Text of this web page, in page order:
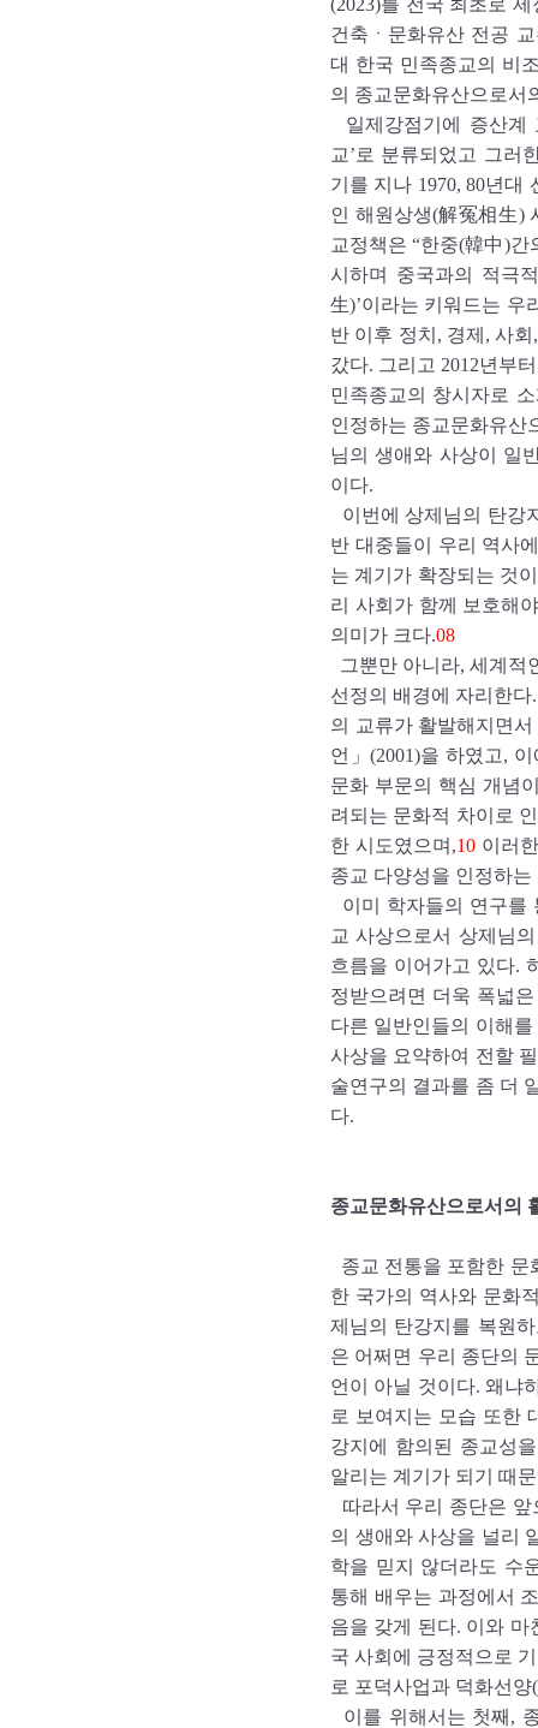
건축ㆍ문화유산 전공
대 한국 민족종교의 비
의 종교문화유산으로서
일제강점기에 증산계
교’로 분류되었고 그러
기를 지나 1970, 80년대
인 해원상생(解冤相生)
교정책은 “한중(韓中)
시하며 중국과의 적극
生)’이라는 키워드는 우
반 이후 정치, 경제, 사
갔다. 그리고 2012년부
민족종교의 창시자로
인정하는 종교문화유산
님의 생애와 사상이 일
이다.
이번에 상제님의 탄강
반 대중들이 우리 역사
는 계기가 확장되는 것
리 사회가 함께 보호해
의미가 크다.08
그뿐만 아니라, 세계적
선정의 배경에 자리한
의 교류가 활발해지면
언」(2001)을 하였고,
문화 부문의 핵심 개념
려되는 문화적 차이로
한 시도였으며,10 이러
종교 다양성을 인정하
이미 학자들의 연구를
교 사상으로서 상제님
흐름을 이어가고 있다.
정받으려면 더욱 폭넓
다른 일반인들의 이해
사상을 요약하여 전할
술연구의 결과를 좀 더
다.
종교문화유산으로서의
종교 전통을 포함한 문
한 국가의 역사와 문화
제님의 탄강지를 복원
은 어쩌면 우리 종단의
언이 아닐 것이다. 왜냐
로 보여지는 모습 또한
강지에 함의된 종교성
알리는 계기가 되기 때
따라서 우리 종단은
의 생애와 사상을 널리
학을 믿지 않더라도 수
통해 배우는 과정에서
음을 갖게 된다. 이와
국 사회에 긍정적으로
로 포덕사업과 덕화선
이를 위해서는 첫째,